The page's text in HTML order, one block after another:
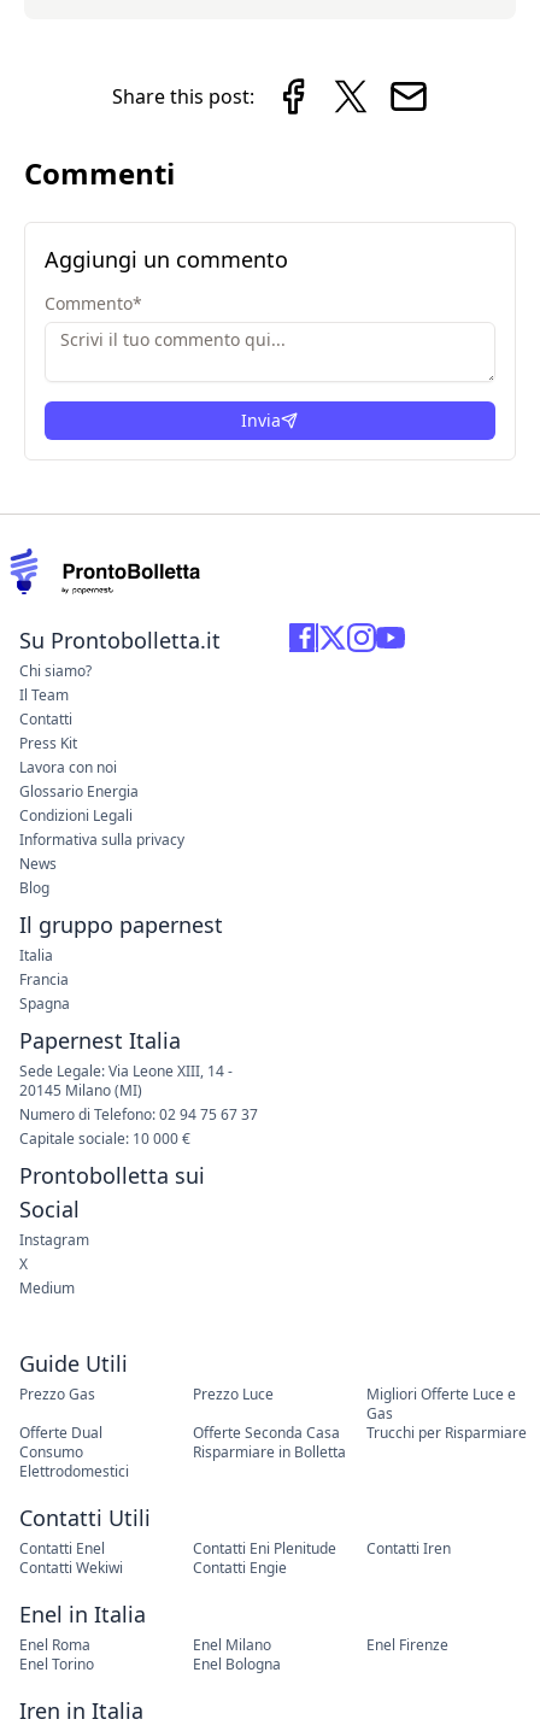
Share this post:
Commenti
Aggiungi un commento
Commento*
Invia
Guide Utili
Prezzo Gas Prezzo Luce
Migliori Offerte Luce e
Gas
Offerte Dual
Offerte Seconda Casa
Trucchi per Risparmiare
Consumo
Elettrodomestici
Risparmiare in Bolletta
Contatti Utili
Contatti Enel Contatti Eni Plenitude
Contatti Iren
Contatti Wekiwi
Contatti Engie
Enel in Italia
Enel Roma Enel Milano
Enel Firenze
Enel Torino
Enel Bologna
Iren in Italia
Su Prontobolletta.it
Chi siamo?
Il Team
Contatti
Press Kit
Lavora con noi
Glossario Energia
Condizioni Legali
Informativa sulla privacy
News
Blog
Il gruppo papernest
Italia
Francia
Spagna
Papernest Italia
Sede Legale: Via Leone XIII, 14 -
20145 Milano (MI)
Numero di Telefono: 02 94 75 67 37
Capitale sociale: 10 000 €
Prontobolletta sui
Social
Instagram
X
Medium